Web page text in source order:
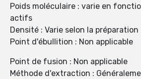
Poids moléculaire : varie en
actifs
Densité : Varie selon la préparation
Point d'ébullition : Non applicable
Point de fusion : Non applicable
Méthode d'extraction :